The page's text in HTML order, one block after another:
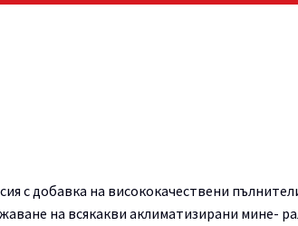
с добавка на висококачествени
на всякакви аклиматизирани мине-